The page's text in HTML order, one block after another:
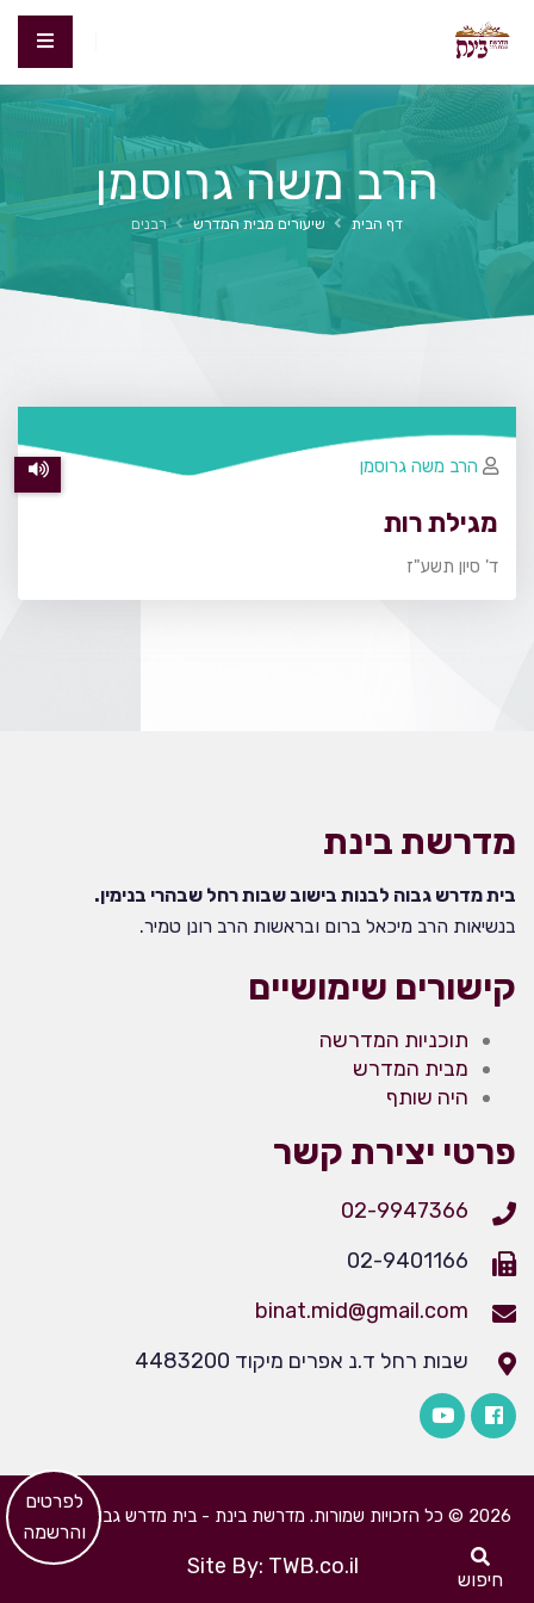
הרב משה גרוסמן
דף הבית שיעורים מבית המדרש רבנים
חיפוש
מגילת רות
ד' סיון תשע"ז
הרב משה גרוסמן
מדרשת בינת
בית מדרש גבוה לבנות בישוב שבות רחל שבהרי בנימין.
בנשיאות הרב מיכאל ברום ובראשות הרב רונן טמיר.
קישורים שימושיים
תוכניות המדרשה
מבית המדרש
היה שותף
פרטי יצירת קשר
02-9947366
02-9401166
binat.mid@gmail.com
שבות רחל ד.נ אפרים מיקוד 4483200
2026 © כל הזכויות שמורות. מדרשת בינת - בית מדרש גבוה לבנות
Site By: TWB.co.il
​לפרטים
והרשמה